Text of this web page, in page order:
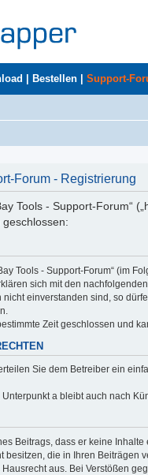
Bestellen Support-
Forum - Registrierung
Tools - Support-Forum“
Tools - Support-Forum“ (im
sich mit den
einverstanden sind, so
Zeit geschlossen und
Sie dem Betreiber ein
a bleibt auch nach
Beitrags, dass er keine
besitzen, die in Ihren Beiträgen
aus. Bei Verstößen